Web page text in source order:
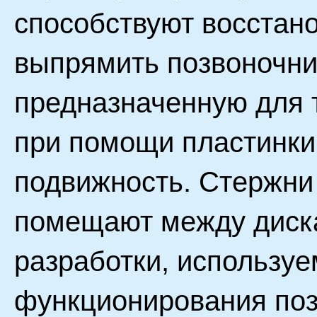
способствуют
выпрямить
предназначенную для
при помощи
подвижность. Стержни
помещают между
разработки,
функционирования